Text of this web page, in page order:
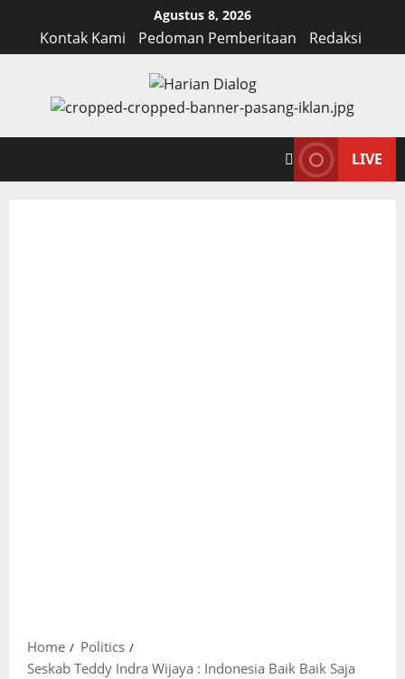
content
Agustus 8, 2026
Kontak Kami Pedoman Pemberitaan Redaksi
LIVE
Home
Politics
Seskab Teddy Indra Wijaya : Indonesia Baik Baik Saja